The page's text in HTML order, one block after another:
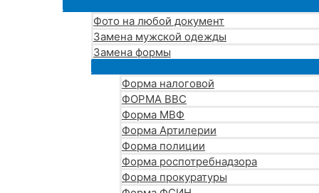
Фото на любой документ
Замена мужской одежды
Замена формы
Форма налоговой
ФОРМА ВВС
Форма МВФ
Форма Артилерии
Форма полиции
Форма роспотребнадзора
Форма прокуратуры